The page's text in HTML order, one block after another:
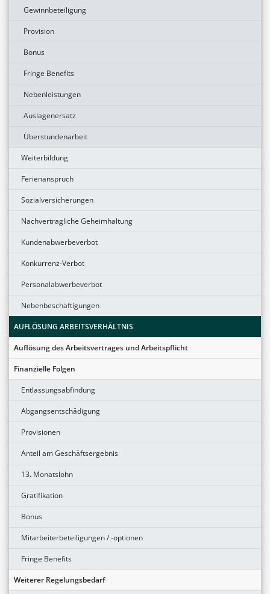
Gewinnbeteiligung
Provision
Bonus
Fringe Benefits
Nebenleistungen
Auslagenersatz
Überstundenarbeit
Weiterbildung
Ferienanspruch
Sozialversicherungen
Nachvertragliche Geheimhaltung
Kundenabwerbeverbot
Konkurrenz-Verbot
Personalabwerbeverbot
Nebenbeschäftigungen
AUFLÖSUNG ARBEITSVERHÄLTNIS
Auflösung des Arbeitsvertrages und Arbeitspflicht
Finanzielle Folgen
Entlassungsabfindung
Abgangsentschädigung
Provisionen
Anteil am Geschäftsergebnis
13. Monatslohn
Gratifikation
Bonus
Mitarbeiterbeteiligungen / -optionen
Fringe Benefits
Weiterer Regelungsbedarf